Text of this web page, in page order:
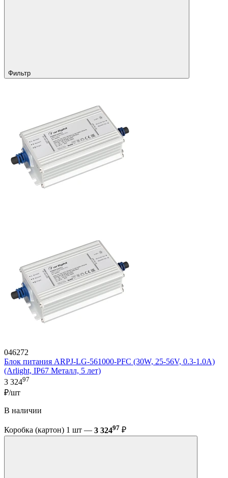
Фильтр
046272
Блок питания ARPJ-LG-561000-PFC (30W, 25-56V, 0.3-1.0A)
(Arlight, IP67 Металл, 5 лет)
3 32497
₽/шт
В наличии
Коробка (картон) 1 шт — 3 32497 ₽